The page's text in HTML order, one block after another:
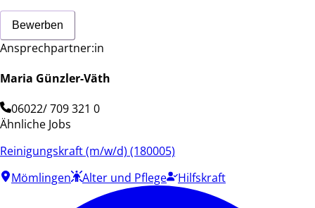
Bewerben
Ansprechpartner:in
Maria Günzler-Väth
06022/ 709 321 0
Ähnliche Jobs
Reinigungskraft (m/w/d) (180005)
Mömlingen
Alter und Pflege Hilfskraft